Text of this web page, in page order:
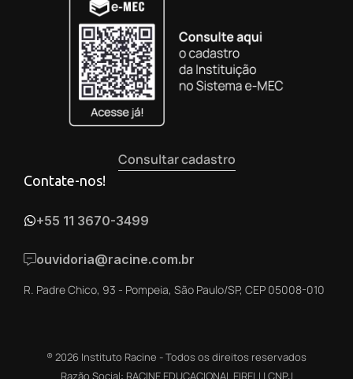
Consultar cadastro
Contate-nos!
+55 11 3670-3499
ouvidoria@racine.com.br
R. Padre Chico, 93 - Pompeia, São Paulo/SP, CEP 05008-010
® 2026 Instituto Racine - Todos os direitos reservados
Razão Social: RACINE EDUCACIONAL EIRELI | CNPJ